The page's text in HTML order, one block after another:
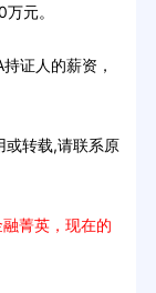
元。
证人的薪资，
转载,请联系原
菁英，现在的